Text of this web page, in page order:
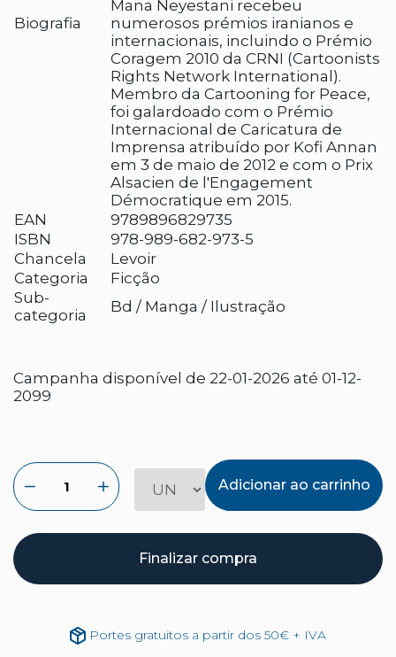
Biografia
Mana Neyestani recebeu
numerosos prémios iranianos e
internacionais, incluindo o Prémio
Coragem 2010 da CRNI (Cartoonists
Rights Network International).
Membro da Cartooning for Peace,
foi galardoado com o Prémio
Internacional de Caricatura de
Imprensa atribuído por Kofi Annan
em 3 de maio de 2012 e com o Prix
Alsacien de l'Engagement
Démocratique em 2015.
EAN
9789896829735
ISBN
978-989-682-973-5
Chancela
Levoir
Categoria
Ficção
Sub-
categoria
Bd / Manga / Ilustração
Campanha disponível de 22-01-2026 até 01-12-
2099
Adicionar ao carrinho
Finalizar compra
Portes gratuitos a partir dos 50€ + IVA